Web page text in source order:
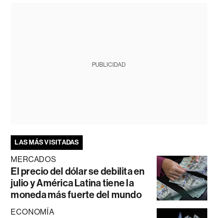
PUBLICIDAD
LAS MÁS VISITADAS
MERCADOS
El precio del dólar se debilita en
julio y América Latina tiene la
moneda más fuerte del mundo
ECONOMÍA